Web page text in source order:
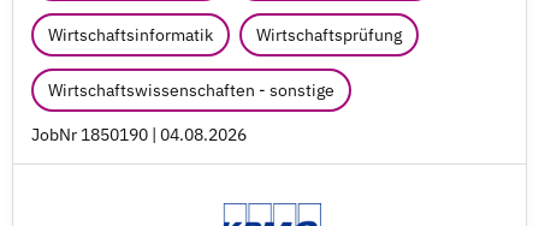
Wirtschaftsinformatik Wirtschaftsprüfung
Wirtschaftswissenschaften - sonstige
JobNr 1850190 | 04.08.2026